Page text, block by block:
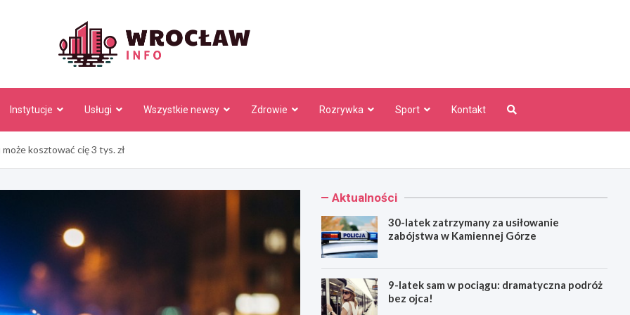
Instytucje Usługi Wszystkie newsy Zdrowie Rozrywka Sport Kontakt
kosztować cię 3 tys. zł
Aktualności
30-latek zatrzymany za usiłowanie
zabójstwa w Kamiennej Górze
9-latek sam w pociągu: dramatyczna podróż
bez ojca!